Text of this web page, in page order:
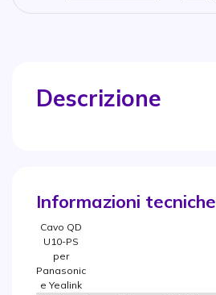
Descrizione
Informazioni tecniche
Cavo QD
U10-PS
per
Panasonic
e Yealink